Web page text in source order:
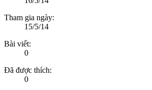
Tham gia ngày:
15/5/14
Bài viết:
0
Đã được thích:
0